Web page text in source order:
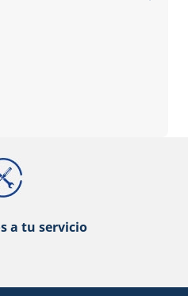
a tu servicio